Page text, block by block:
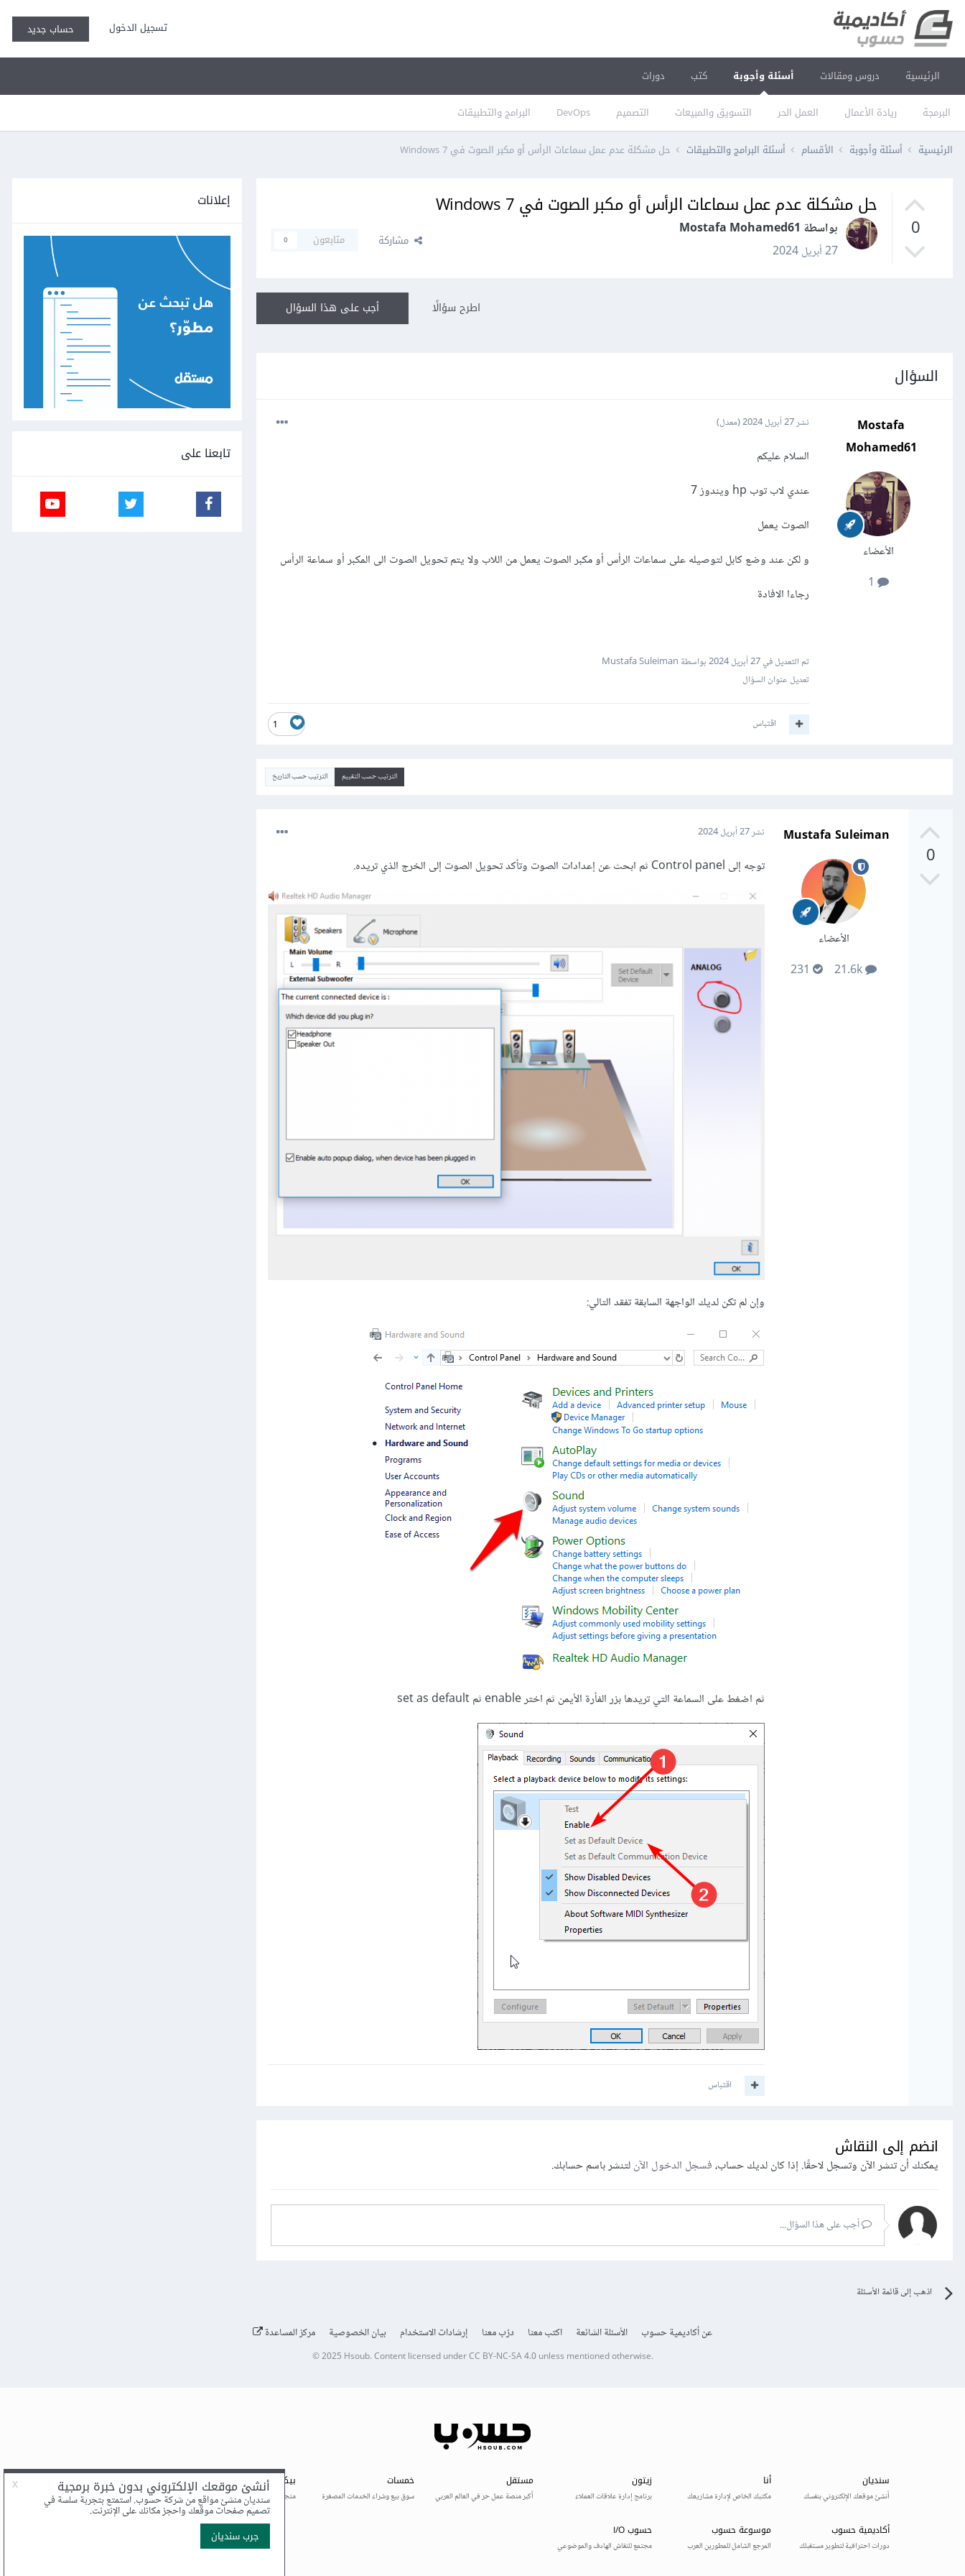
تسجيل الدخول حساب جديد
الرئيسية دروس ومقالات أسئلة وأجوبة
البرمجة ريادة الأعمال العمل الحر التسويق والمبيعات التصميم DevOps البرامج والتطبيقات
كتب دورات
الرئيسية أسئلة وأجوبة الأقسام أسئلة البرامج والتطبيقات حل مشكلة عدم عمل سماعات الرأس أو مكبر الصوت في Windows 7
0
حل مشكلة عدم عمل سماعات الرأس أو مكبر الصوت في Windows 7
بواسطة Mostafa Mohamed61
27 أبريل 2024
مشاركة متابعون 0
أجب على هذا السؤال اطرح سؤالًا
السؤال
Mostafa
Mohamed61
الأعضاء
نشر27 أبريل 2024 (معدل)
السلام عليكم
عندي لاب توب hp ويندوز 7
الصوت يعمل
و لكن عند وضع كابل لتوصيله على سماعات الرأس أو مكبر الصوت يعمل من اللاب ولا يتم تحويل الصوت الى المكبر أو سماعة الرأس
رجاءا الافادة
تم التعديل في27 أبريل 2024
بواسطة Mustafa Suleiman
تعديل عنوان السؤال
1 اقتباس
الترتيب حسب التقييم الترتيب حسب التاريخ
0
Mustafa Suleiman
الأعضاء
نشر27 أبريل 2024
توجه إلى Control panel ثم ابحث عن إعدادات الصوت وتأكد تحويل الصوت إلى الخرج الذي تريده.
وإن لم تكن لديك الواجهة السابقة تفقد التالي:
ثم اضغط على السماعة التي تريدها بزر الفأرة الأيمن ثم اختر enable ثم set as default
اقتباس
انضم إلى النقاش
يمكنك أن تنشر الآن وتسجل لاحقًا. إذا كان لديك حساب،فسجل الدخول الآنلتنشر باسم حسابك.
أجب على هذا السؤال...
اذهب إلى قائمة الأسئلة
إعلانات
تابعنا على
عن أكاديمية حسوب الأسئلة الشائعة اكتب معنا درّب معنا إرشادات الاستخدام بيان الخصوصية مركز المساعدة
© 2025 Hsoub.Content licensed underCC BY-NC-SA 4.0unless mentioned otherwise.